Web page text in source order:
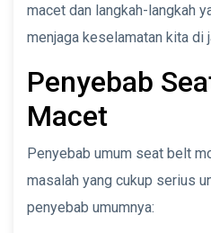
macet dan langkah-langkah
menjaga keselamatan kita di
Penyebab
Macet
Penyebab umum seat belt
masalah yang cukup serius
penyebab umumnya: